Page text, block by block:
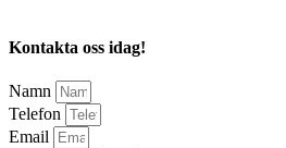
Kontakta oss idag!
Namn
Telefon
Email